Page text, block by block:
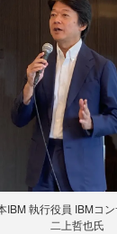
IBM 執行役員 IBMコ
二上哲也氏